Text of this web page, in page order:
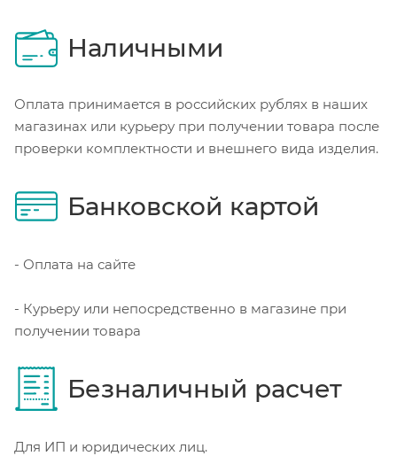
Наличными
Оплата принимается в российских рублях в наших
магазинах или курьеру при получении товара после
проверки комплектности и внешнего вида изделия.
Банковской картой
- Оплата на сайте
- Курьеру или непосредственно в магазине при
получении товара
Безналичный расчет
Для ИП и юридических лиц.